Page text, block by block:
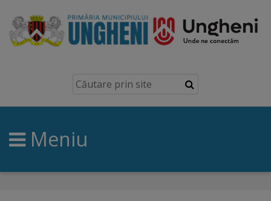
Ungheni
Prezentare
generală
Simbolurile
Meniu